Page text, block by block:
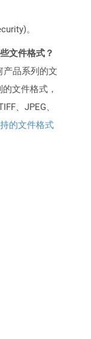
。
文件格式？
产品系列的文
文件格式，
、JPEG、
的文件格式